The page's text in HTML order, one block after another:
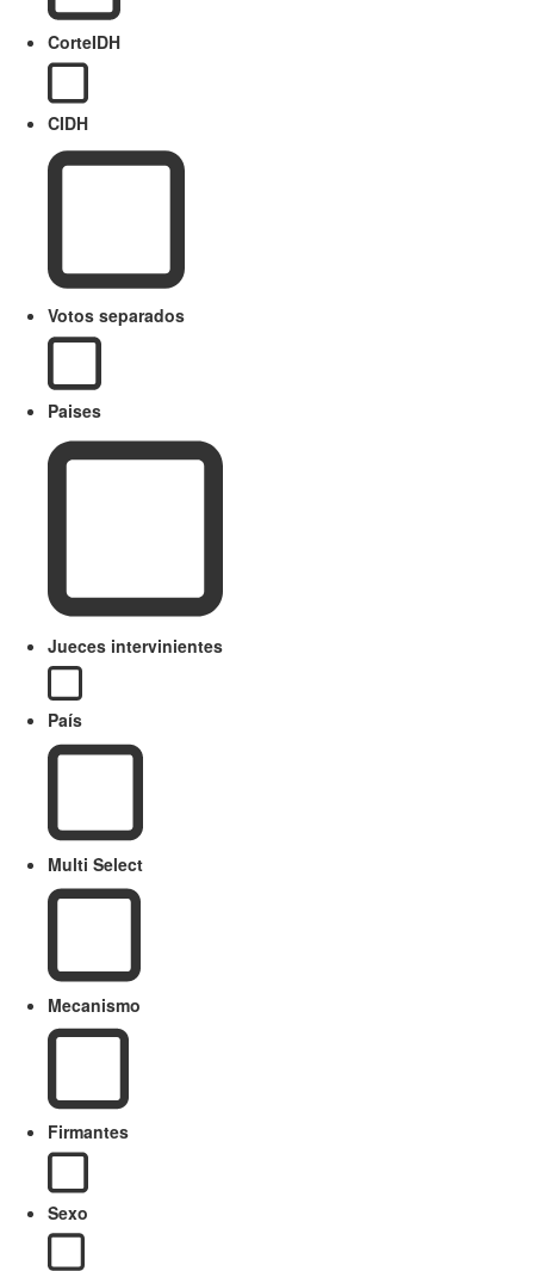
CorteIDH
CIDH
Votos separados
Paises
Jueces intervinientes
País
Multi Select
Mecanismo
Firmantes
Sexo